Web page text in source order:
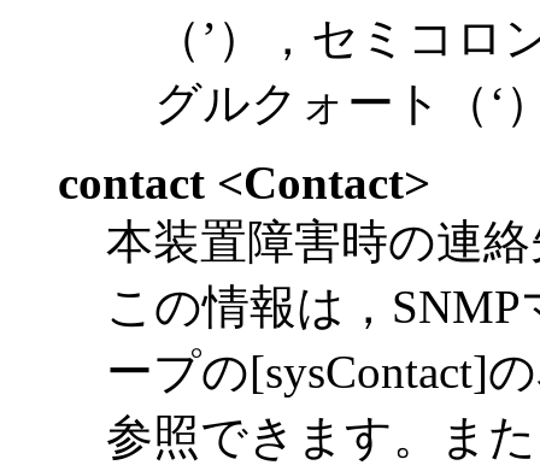
（’），セミコ
グルクォート（‘
contact <Contact>
本装置障害時の連
この情報は，
ープの[sysContact]
参照できます。ま